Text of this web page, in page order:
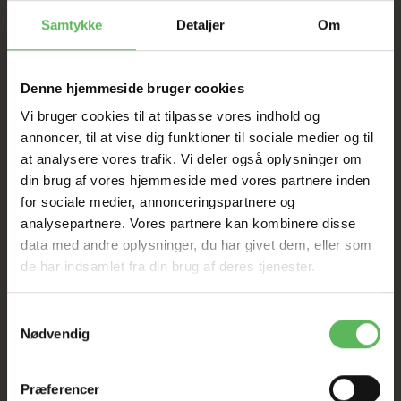
Samtykke Detaljer Om
Denne hjemmeside bruger cookies
Vi bruger cookies til at tilpasse vores indhold og
annoncer, til at vise dig funktioner til sociale medier og til
at analysere vores trafik. Vi deler også oplysninger om
din brug af vores hjemmeside med vores partnere inden
for sociale medier, annonceringspartnere og
analysepartnere. Vores partnere kan kombinere disse
data med andre oplysninger, du har givet dem, eller som
de har indsamlet fra din brug af deres tjenester.
Nødvendig
Præferencer
Tilbud GÆLDER IKKE
I FYSISK BUTIKKERE
ANDRE KØBTE OGSÅ